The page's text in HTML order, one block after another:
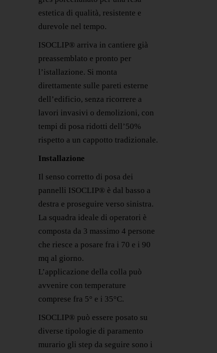
estetica di qualità, resistente e
durevole nel tempo.
ISOCLIP® arriva in cantiere già
preassemblato e pronto per
l’istallazione. Si monta
direttamente sulle pareti esterne
dell’edificio, senza ricorrere a
lavori invasivi o demolizioni, con
tempi di posa ridotti dell’50%
rispetto a un cappotto tradizionale.
Installazione
Il senso corretto di posa dei
pannelli ISOCLIP® è dal basso a
destra e proseguire verso sinistra.
La squadra ideale di operatori è
composta da 3 massimo 4 persone
che riesce a posare fra i 70 e i 90
mq al giorno.
L’applicazione della colla può
avvenire con temperature
comprese fra 5° e i 35°C.
ISOCLIP® può essere posato su
diverse tipologie di paramento
murario gli step da seguire sono i